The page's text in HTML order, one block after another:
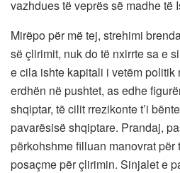
vazhdues të veprës së madhe të
Mirëpo për më tej, strehimi
së çlirimit, nuk do të nxirrte sa e
e cila ishte kapitali i vetëm politik
erdhën në pushtet, as edhe
shqiptar, të cilit rrezikonte t’i
pavarësisë shqiptare. Prandaj,
përkohshme filluan manovrat për
posaçme për çlirimin. Sinjalet e